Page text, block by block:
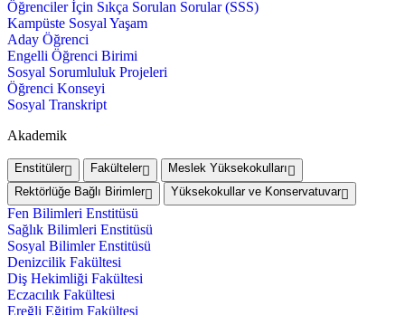
Öğrenciler İçin Sıkça Sorulan Sorular (SSS)
Kampüste Sosyal Yaşam
Aday Öğrenci
Engelli Öğrenci Birimi
Sosyal Sorumluluk Projeleri
Öğrenci Konseyi
Sosyal Transkript
Akademik
Enstitüler Fakülteler
Meslek Yüksekokulları
Rektörlüğe Bağlı Birimler
Yüksekokullar ve Konservatuvar
Fen Bilimleri Enstitüsü
Sağlık Bilimleri Enstitüsü
Sosyal Bilimler Enstitüsü
Denizcilik Fakültesi
Diş Hekimliği Fakültesi
Eczacılık Fakültesi
Ereğli Eğitim Fakültesi